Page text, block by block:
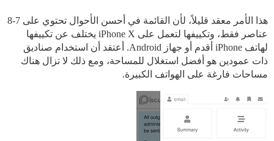
هذا الأمر معقد قليلاً، لأن القائمة في أحسن الأحوال تحتوي على 7-8
عناصر فقط، وتكييفها لتعمل على iPhone X يختلف عن تكييفها
لهاتف iPhone أقدم أو جهاز Android. أعتقد أن استخدام صناديق
ذات عمودين هو أفضل استغلال للمساحة، ومع ذلك لا تزال هناك
مساحات فارغة على الهواتف الكبيرة.